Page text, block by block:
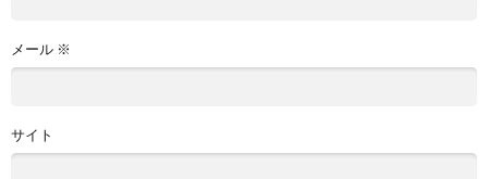
メール ※
サイト